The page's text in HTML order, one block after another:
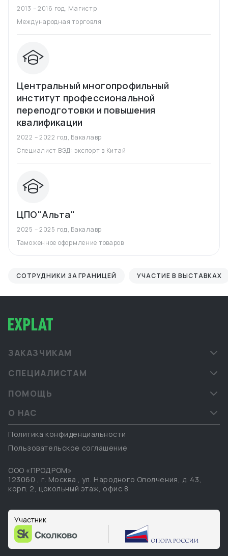
2013 – 2016 год, Магистр
Международная торговля
Центральный многопрофильный
институт профессиональной
переподготовки и повышения
квалификации
2022 – 2022 год, Бакалавр
Специалист ВЭД: экспорт в Китай
ЦПО"Альта"
2025 – 2025 год, Бакалавр
Таможенное оформление товаров
СОТРУДНИКИ ЗА ГРАНИЦЕЙ УЧАСТИЕ В ВЫСТАВКАХ
ЗАКАЗЧИКАМ
СПЕЦИАЛИСТАМ
ПОМОЩЬ
О НАС
Политика конфиденциальности
Пользовательское соглашение
ООО «ПРОДРОМ»
123060 , г. Москва , ул. Народного Ополчения, д. 43,
корп. 2, цокольный этаж, офис 8
Участник